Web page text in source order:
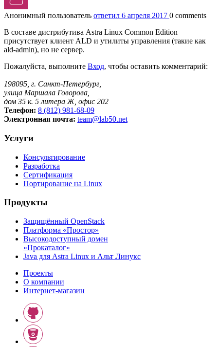
Анонимный пользователь ответил 6 апреля 2017 0 comments
В составе дистрибутива Astra Linux Common Edition
присутствует клиент ALD и утилиты управления (такие как
ald-admin), но не сервер.
Пожалуйста, выполните Вход, чтобы оставить комментарий:
198095, г. Санкт-Петербург,
улица Маршала Говорова,
дом 35 к. 5 литера Ж, офис 202
Телефон: 8 (812) 981-68-09
Электронная почта: team@lab50.net
Услуги
Консультирование
Разработка
Сертификация
Портирование на Linux
Продукты
Защищённый OpenStack
Платформа «Простор»
Высокодоступный домен
«Прокаталог»
Java для Astra Linux и Альт Линукс
Проекты
О компании
Интернет-магазин